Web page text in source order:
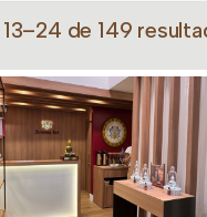
de 149